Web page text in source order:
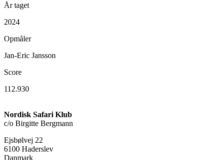
År taget
2024
Opmåler
Jan-Eric Jansson
Score
112.930
Nordisk Safari Klub
c/o Birgitte Bergmann
Ejsbølvej 22
6100 Haderslev
Danmark